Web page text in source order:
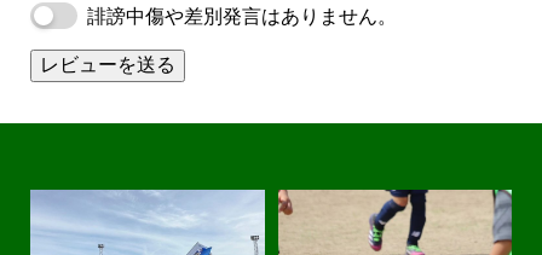
誹謗中傷や差別発言はありません。
レビューを送る